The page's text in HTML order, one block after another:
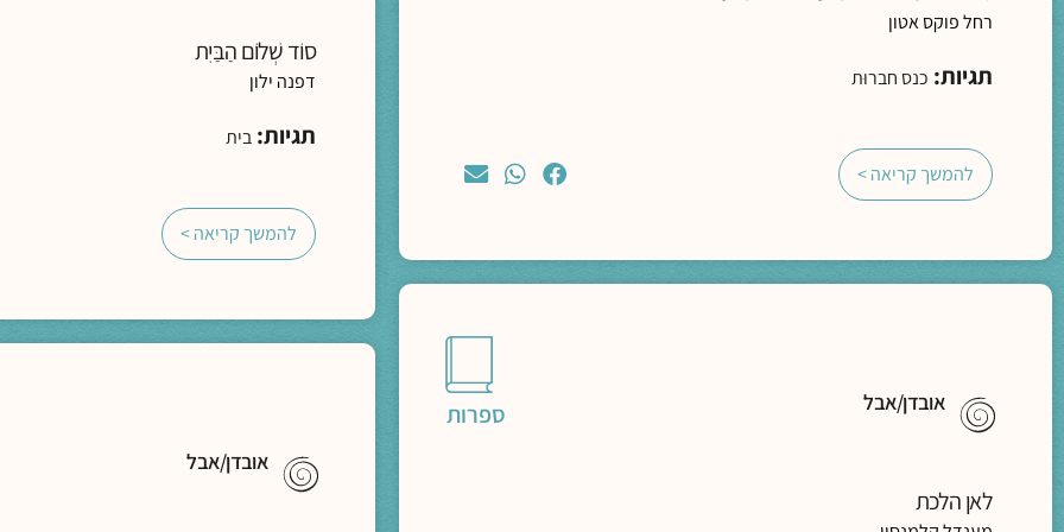
רחל פוקס אטון
תגיות: כנס חברוּת
להמשך קריאה >
סוֹד שְׁלוֹם הַבַּיִת
דפנה ילון
תגיות: בית
להמשך קריאה >
ספרות אובדן/אבל
לאן הלכת
אובדן/אבל